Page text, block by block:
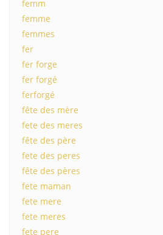
femm
femme
femmes
fer
fer forge
fer forgé
ferforgé
fête des mère
fete des meres
fête des père
fete des peres
fête des pères
fete maman
fete mere
fete meres
fete pere